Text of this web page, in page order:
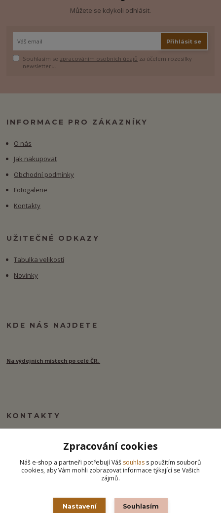
Můžete se kdykoli odhlásit.
Přihlásit se
Souhlasím se zpracováním osobních údajů za účelem rozesílky
newsletteru.
INFORMACE PRO ZÁKAZNÍKY
O nás
Jak nakupovat
Obchodní podmínky
Fotogalerie
Kontakty
UŽITEČNÉ ODKAZY
Tabulka velikostí
Novinky
KDE NÁS NAJDETE
Na výdejních místech po celé ČR.
KONTAKTY
info@ipj.cz
Zpracování cookies
Náš e-shop a partneři potřebují Váš souhlas s použitím souborů
cookies, aby Vám mohli zobrazovat informace týkající se Vašich
zájmů.
Nastavení Souhlasím